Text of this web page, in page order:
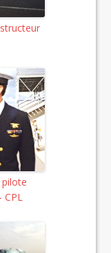
pilote
CPL